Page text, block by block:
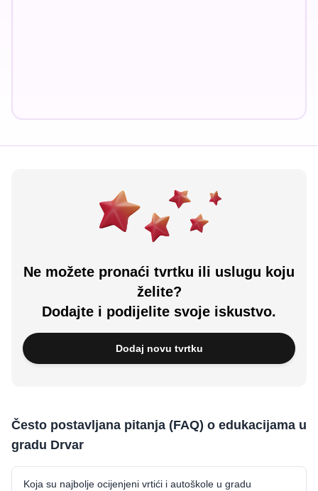
Ne možete pronaći tvrtku ili uslugu koju
želite?
Dodajte i podijelite svoje iskustvo.
Dodaj novu tvrtku
Često postavljana pitanja (FAQ) o edukacijama u
gradu Drvar
Koja su najbolje ocijenjeni vrtići i autoškole u gradu